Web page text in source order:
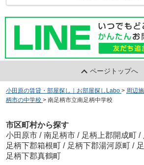
ページトップへ
小田原の賃貸・部屋探し｜お部屋探しLabo > 周辺
柄市の中学校 > 南足柄市立南足柄中学校
市区町村から探す
小田原市 / 南足柄市 / 足柄上郡開成町 /
足柄下郡箱根町 / 足柄下郡湯河原町 /
足柄下郡真鶴町